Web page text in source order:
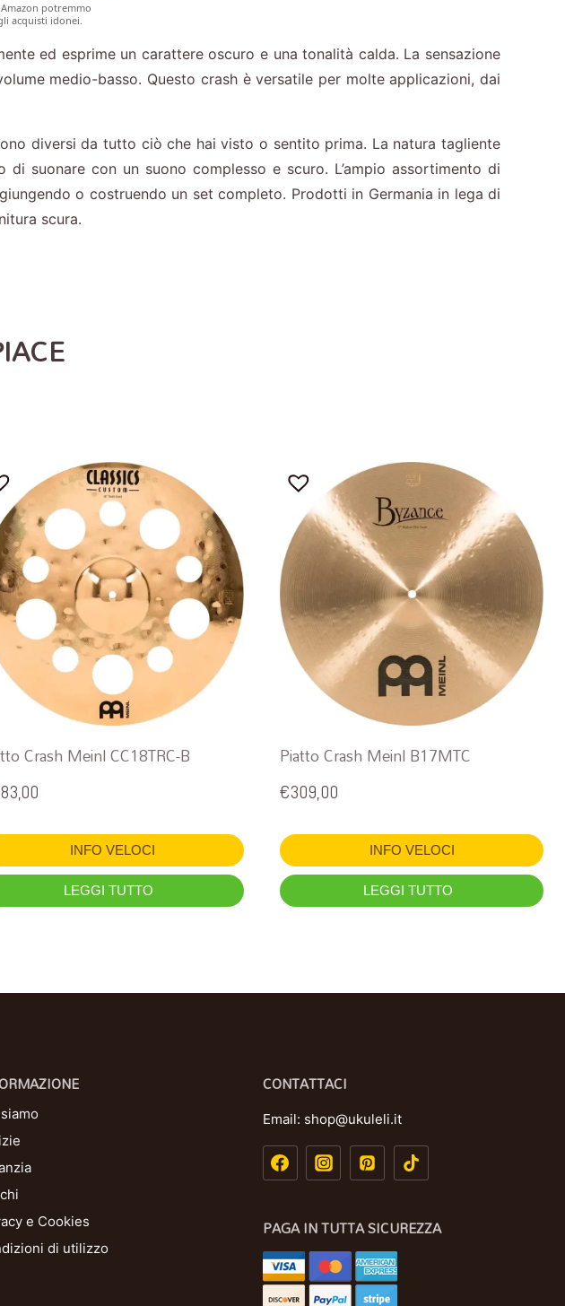
potremmo
acquisti idonei.
ed esprime un carattere oscuro e una tonalità calda. La sensazione
medio-basso. Questo crash è versatile per molte applicazioni, dai
diversi da tutto ciò che hai visto o sentito prima. La natura tagliente
suonare con un suono complesso e scuro. L’ampio assortimento di
o costruendo un set completo. Prodotti in Germania in lega di
scura.
Crash Meinl CC18TRC-B
INFO VELOCI
LEGGI TUTTO
Piatto Crash Meinl B17MTC
€309,00
INFO VELOCI
LEGGI TUTTO
e Cookies
di utilizzo
CONTATTACI
Email: shop@ukuleli.it
PAGA IN TUTTA SICUREZZA